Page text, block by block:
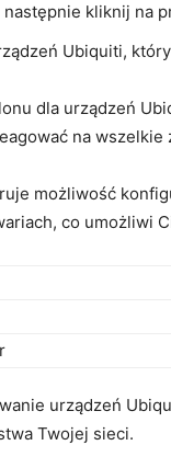
następnie kliknij na
Ubiquiti,
dla urządzeń
na
możliwość
co‍ umożliwi
urządzeń
​Twojej sieci.